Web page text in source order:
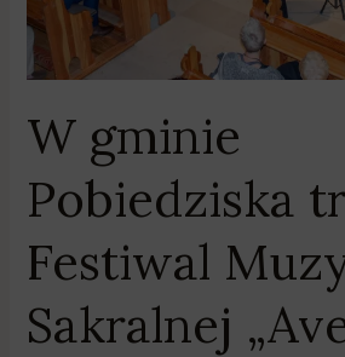
W gminie
Pobiedziska
Festiwal
Sakralnej
Maria”